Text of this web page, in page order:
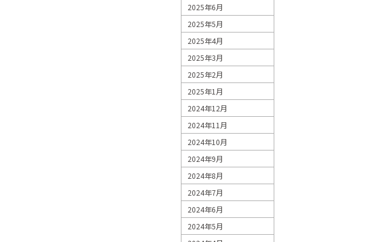
2025年6月
2025年5月
2025年4月
2025年3月
2025年2月
2025年1月
2024年12月
2024年11月
2024年10月
2024年9月
2024年8月
2024年7月
2024年6月
2024年5月